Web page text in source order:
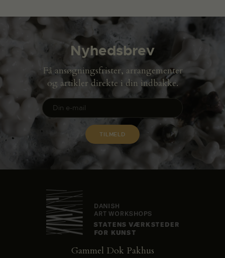
Nyhedsbrev
Få ansøgningsfrister, arrangementer
og artikler direkte i din indbakke.
Gammel Dok Pakhus